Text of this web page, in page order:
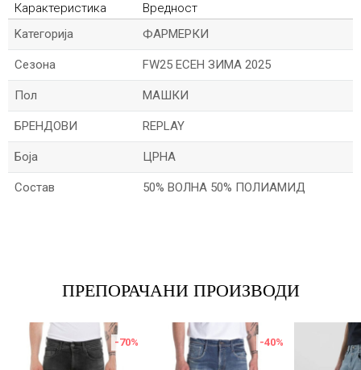
Карактеристика
Вредност
Kатегорија
ФАРМЕРКИ
Сезона FW25 ЕСЕН ЗИМА 2025
Пол МАШКИ
БРЕНДОВИ REPLAY
Боја ЦРНА
Состав 50% ВОЛНА 50% ПОЛИАМИД
ПРЕПОРАЧАНИ ПРОИЗВОДИ
-70% -40%